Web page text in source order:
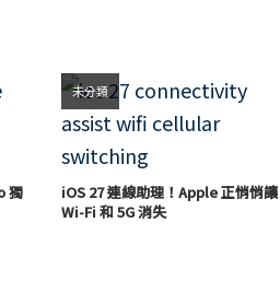
獨
未分類
iOS 27 連線助理！Apple 正悄悄讓
Wi-Fi 和 5G 消失